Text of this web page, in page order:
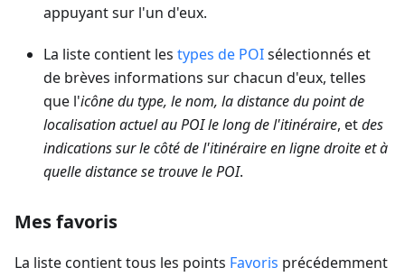
appuyant sur l'un d'eux.
La liste contient les types de POIsélectionnés et
de brèves informations sur chacun d'eux, telles
que l'icône du type, le nom, la distance du point de
localisation actuel au POI le long de l'itinéraire, etdes
indications sur le côté de l'itinéraire en ligne droite et à
quelle distance se trouve le POI.
Mes favoris
La liste contient tous les points Favoris précédemment